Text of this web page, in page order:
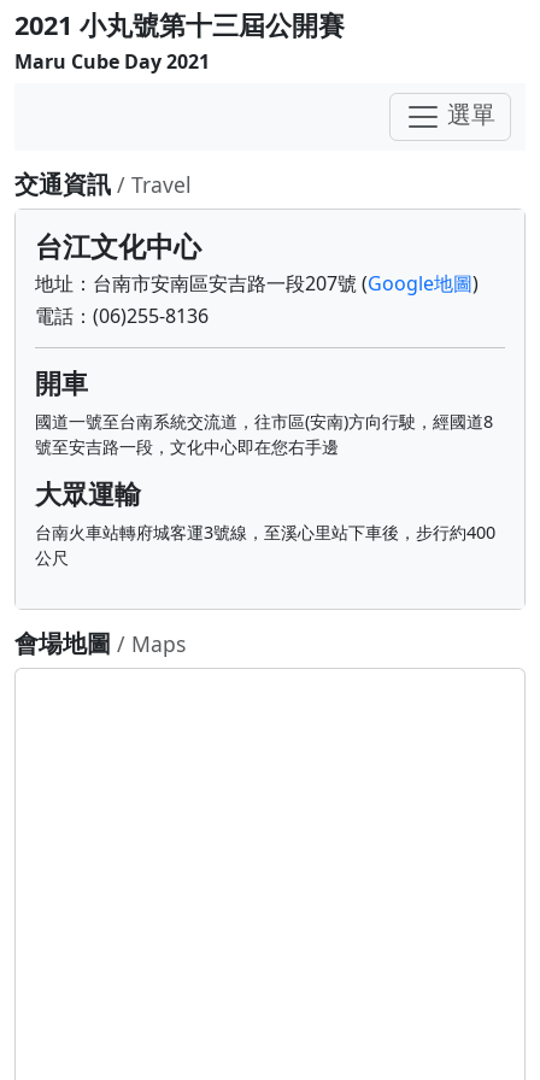
2021 小丸號第十三屆公開賽
Maru Cube Day 2021
選單
交通資訊 / Travel
台江文化中心
地址：台南市安南區安吉路一段207號 (Google地圖)
電話：(06)255-8136
開車
國道一號至台南系統交流道，往市區(安南)方向行駛，經國道8
號至安吉路一段，文化中心即在您右手邊
大眾運輸
台南火車站轉府城客運3號線，至溪心里站下車後，步行約400
公尺
會場地圖 / Maps